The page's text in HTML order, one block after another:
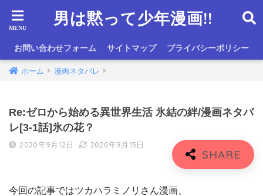
男は黙って少年漫画!!
お問い合わせフォーム サイトマップ プライバシーポリシー
ホーム 漫画ネタバレ
Re:ゼロから始める異世界生活 氷結の絆/漫画ネタバ
レ[3-1話]氷の花？
2020年9月12日 2020年9月13日
今回の記事ではツカハラミノリさん漫画、